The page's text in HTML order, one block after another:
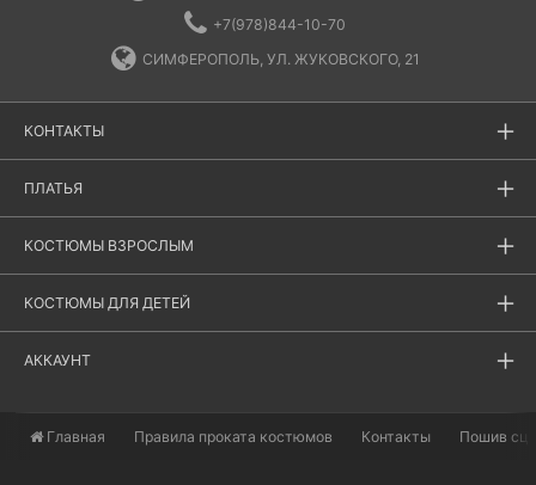
+7(978)844-10-70
СИМФЕРОПОЛЬ, УЛ. ЖУКОВСКОГО, 21
КОНТАКТЫ
ПЛАТЬЯ
КОСТЮМЫ ВЗРОСЛЫМ
КОСТЮМЫ ДЛЯ ДЕТЕЙ
АККАУНТ
Главная ​Правила проката костюмов Контакты Пошив